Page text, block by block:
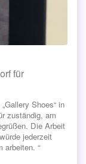
für
Shoes“ in
zuständig, am
Die Arbeit
jederzeit
arbeiten. “